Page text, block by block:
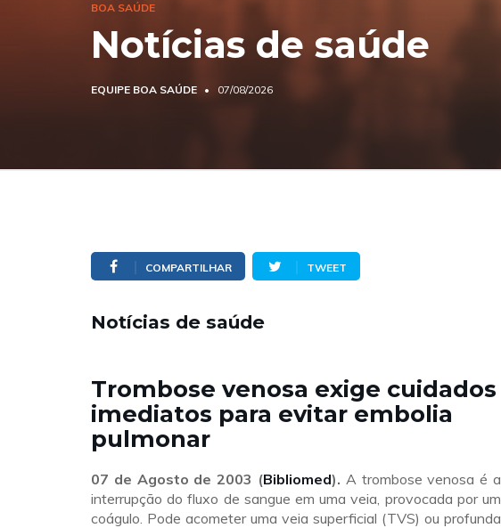
BOA SAÚDE
Notícias de saúde
EQUIPE BOA SAÚDE 07/08/2026
COMPARTILHAR TWEET
Notícias de saúde
Trombose venosa exige cuidados
imediatos para evitar embolia
pulmonar
07 de Agosto de 2003 (Bibliomed). A trombose venosa é a
interrupção do fluxo de sangue em uma veia, provocada por um
coágulo. Pode acometer uma veia superficial (TVS) ou profunda